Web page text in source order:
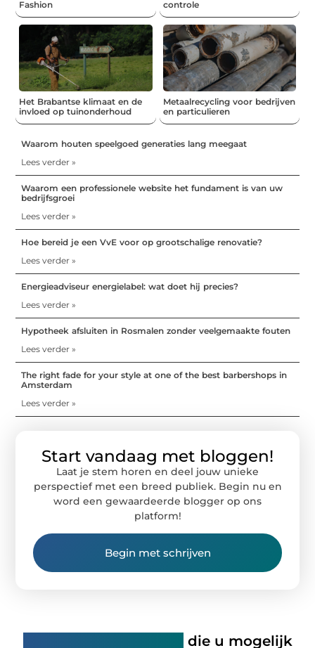
Fashion
controle
Het Brabantse klimaat en de
invloed op tuinonderhoud
Metaalrecycling voor bedrijven
en particulieren
Waarom houten speelgoed generaties lang meegaat
Lees verder »
Waarom een professionele website het fundament is van uw
bedrijfsgroei
Lees verder »
Hoe bereid je een VvE voor op grootschalige renovatie?
Lees verder »
Energieadviseur energielabel: wat doet hij precies?
Lees verder »
Hypotheek afsluiten in Rosmalen zonder veelgemaakte fouten
Lees verder »
The right fade for your style at one of the best barbershops in
Amsterdam
Lees verder »
Start vandaag met bloggen!
Laat je stem horen en deel jouw unieke
perspectief met een breed publiek. Begin nu en
word een gewaardeerde blogger op ons
platform!
Begin met schrijven
die u mogelijk